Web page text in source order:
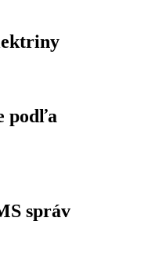
podľa
správ